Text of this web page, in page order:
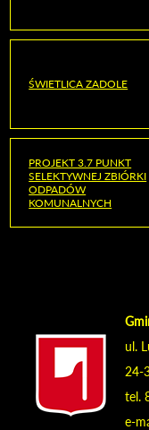
ŚWIETLICA ZADOLE
PROJEKT 3.7 PUNKT
SELEKTYWNEJ ZBIÓRKI
ODPADÓW
KOMUNALNYCH
ul.
24-
tel.
e-